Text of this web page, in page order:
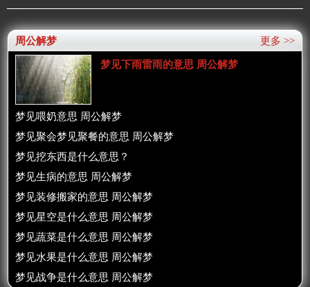
更多 >>
周公解梦
梦见下雨雷雨的意思 周公解梦
梦见喂奶意思 周公解梦
梦见聚会梦见聚餐的意思 周公解梦
梦见挖东西是什么意思？
梦见生病的意思 周公解梦
梦见装修搬家的意思 周公解梦
梦见星空是什么意思 周公解梦
梦见蔬菜是什么意思 周公解梦
梦见水果是什么意思 周公解梦
梦见战争是什么意思 周公解梦